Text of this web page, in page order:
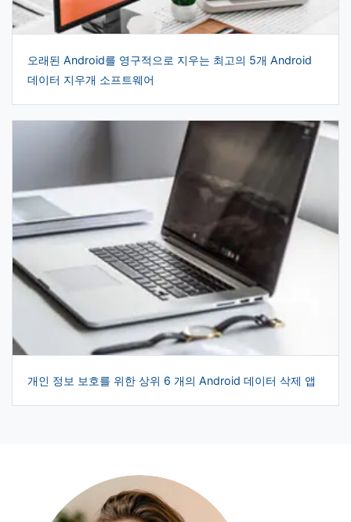
오래된 Android를 영구적으로 지우는 최고의 5개 Android
데이터 지우개 소프트웨어
개인 정보 보호를 위한 상위 6 개의 Android 데이터 삭제 앱